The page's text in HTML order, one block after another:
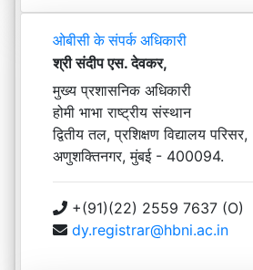
ओबीसी के संपर्क अधिकारी
श्री संदीप एस. देवकर,
मुख्य प्रशासनिक अधिकारी
होमी भाभा राष्ट्रीय संस्थान
द्वितीय तल, प्रशिक्षण विद्यालय परिसर,
अणुशक्तिनगर, मुंबई - 400094.
+(91)(22) 2559 7637 (O)
dy.registrar@hbni.ac.in